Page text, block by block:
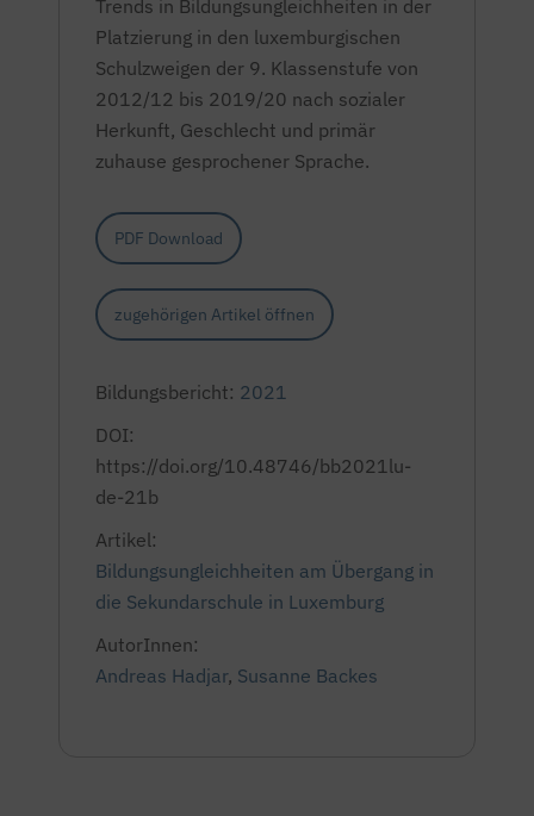
Trends in Bildungsungleichheiten in der
Platzierung in den luxemburgischen
Schulzweigen der 9. Klassenstufe von
2012/12 bis 2019/20 nach sozialer
Herkunft, Geschlecht und primär
zuhause gesprochener Sprache.
PDF Download
zugehörigen Artikel öffnen
Bildungsbericht: 2021
DOI:
https://doi.org/10.48746/bb2021lu-
de-21b
Artikel:
Bildungsungleichheiten am Übergang in
die Sekundarschule in Luxemburg
AutorInnen:
Andreas Hadjar, Susanne Backes